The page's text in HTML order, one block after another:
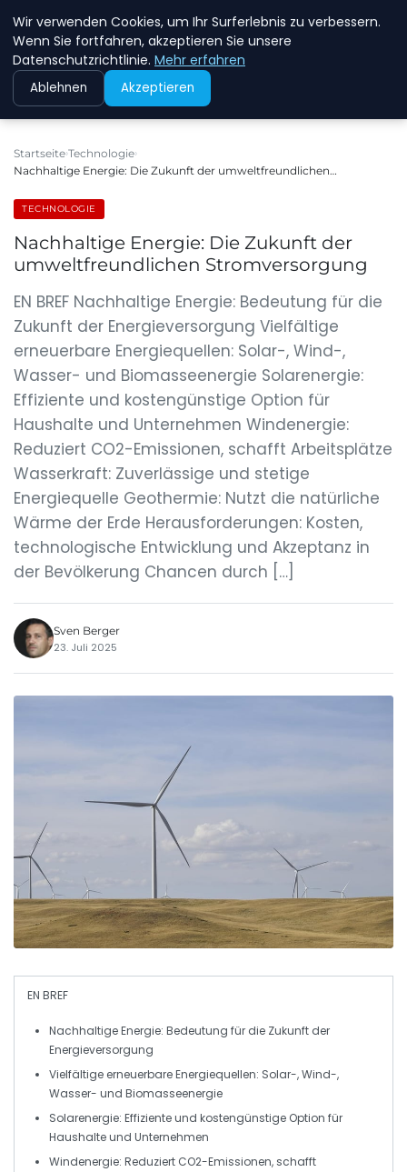
NEW ENERGY JOBS
Startseite Technologie
Nachhaltige Energie: Die Zukunft der umweltfreundlichen…
TECHNOLOGIE
Nachhaltige Energie: Die Zukunft der
umweltfreundlichen Stromversorgung
EN BREF Nachhaltige Energie: Bedeutung für die
Zukunft der Energieversorgung Vielfältige
erneuerbare Energiequellen: Solar-, Wind-,
Wasser- und Biomasseenergie Solarenergie:
Effiziente und kostengünstige Option für
Haushalte und Unternehmen Windenergie:
Reduziert CO2-Emissionen, schafft Arbeitsplätze
Wasserkraft: Zuverlässige und stetige
Energiequelle Geothermie: Nutzt die natürliche
Wärme der Erde Herausforderungen: Kosten,
technologische Entwicklung und Akzeptanz in
der Bevölkerung Chancen durch […]
Sven Berger
23. Juli 2025
EN BREF
Nachhaltige Energie: Bedeutung für die Zukunft der
Energieversorgung
Vielfältige erneuerbare Energiequellen: Solar-, Wind-,
Wasser- und Biomasseenergie
Solarenergie: Effiziente und kostengünstige Option für
Haushalte und Unternehmen
Windenergie: Reduziert CO2-Emissionen, schafft
Wir verwenden Cookies, um Ihr Surferlebnis zu verbessern.
Wenn Sie fortfahren, akzeptieren Sie unsere
Datenschutzrichtlinie. Mehr erfahren
Ablehnen Akzeptieren